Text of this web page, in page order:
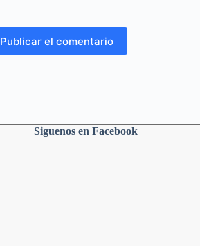
Publicar el comentario
Siguenos en Facebook